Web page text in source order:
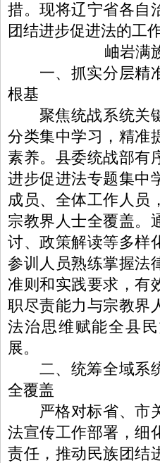
措。现将辽宁省各自
团结进步促进法的工
岫岩满
一、抓实分层精
根基
聚焦统战系统关
分类集中学习，精准
素养。县委统战部有
进步促进法专题集中
成员、全体工作人员
宗教界人士全覆盖。
讨、政策解读等多样
参训人员熟练掌握法
准则和实践要求，有
职尽责能力与宗教界
法治思维赋能全县
展。
二、统筹全域系
全覆盖
严格对标省、市
法宣传工作部署，细
责任，推动民族团结